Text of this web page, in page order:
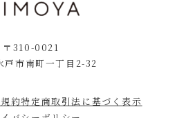
〒310-0021
戸市南町一丁目2-32
約特定商取引法に基づく表示